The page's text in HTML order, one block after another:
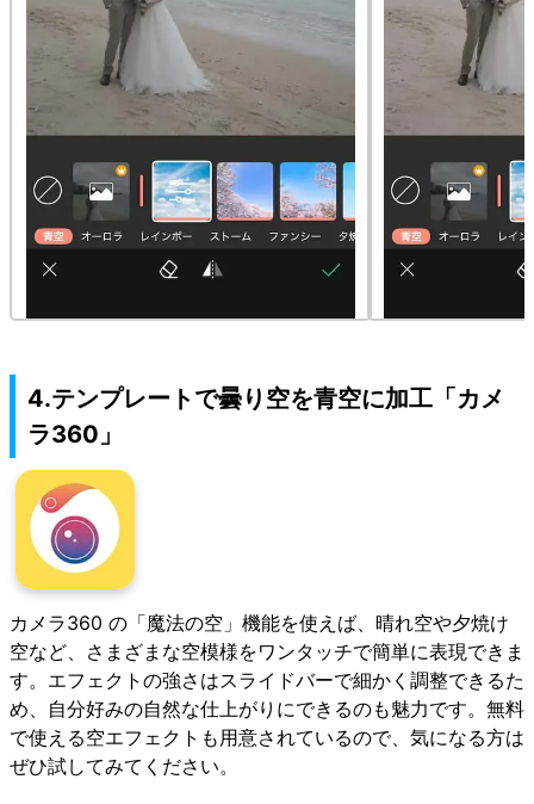
4.テンプレートで曇り空を青空に加工「カメ
ラ360」
カメラ360 の「魔法の空」機能を使えば、晴れ空や夕焼け
空など、さまざまな空模様をワンタッチで簡単に表現できま
す。エフェクトの強さはスライドバーで細かく調整できるた
め、自分好みの自然な仕上がりにできるのも魅力です。無料
で使える空エフェクトも用意されているので、気になる方は
ぜひ試してみてください。